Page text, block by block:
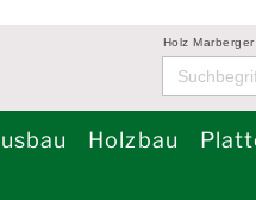
Holz
Holzbau